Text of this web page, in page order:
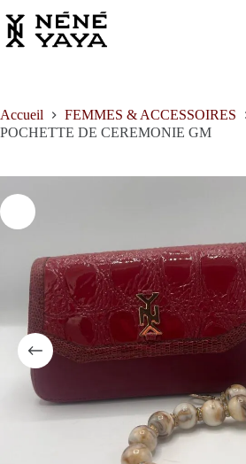
au
contenu
Accueil
FEMMES & ACCESSOIRES
POCHETTE DE CEREMONIE GM